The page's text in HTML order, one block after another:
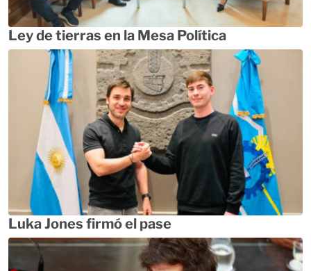
Ley de tierras en la Mesa Política
Luka Jones firmó el pase